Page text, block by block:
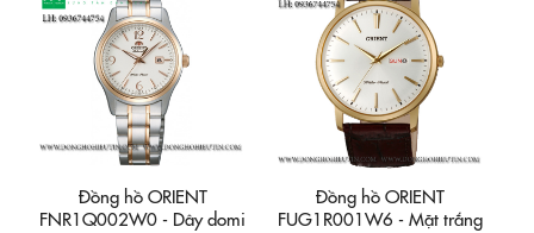
Đồng hồ ORIENT
FNR1Q002W0 - Dây domi
Đồng hồ ORIENT
FUG1R001W6 - Mặt trắng